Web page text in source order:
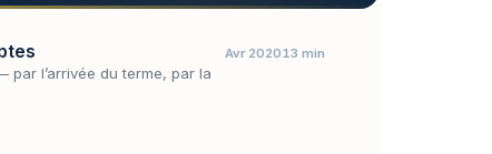
par l’arrivée du terme, par la
Avr 202013 min